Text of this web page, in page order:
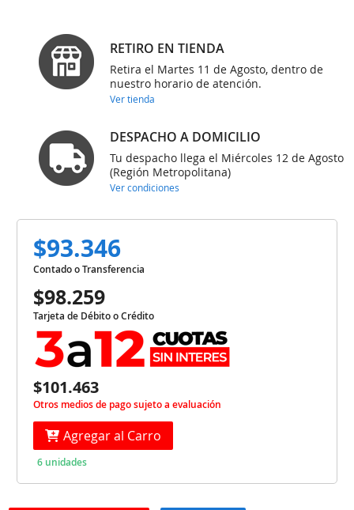
RETIRO EN TIENDA
Retira el Martes 11 de Agosto, dentro de
nuestro horario de atención.
Ver tienda
DESPACHO A DOMICILIO
Tu despacho llega el Miércoles 12 de Agosto
(Región Metropolitana)
Ver condiciones
$93.346
Contado o Transferencia
$98.259
Tarjeta de Débito o Crédito
$101.463
Otros medios de pago sujeto a evaluación
Agregar al Carro
6 unidades